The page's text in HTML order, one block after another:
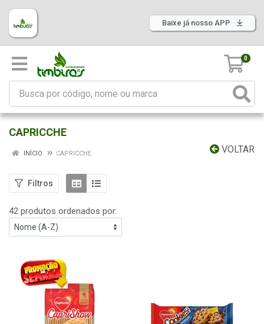
Baixe já nosso APP
0
CAPRICCHE
VOLTAR
INÍCIO CAPRICCHE
Filtros
42 produtos ordenados por: